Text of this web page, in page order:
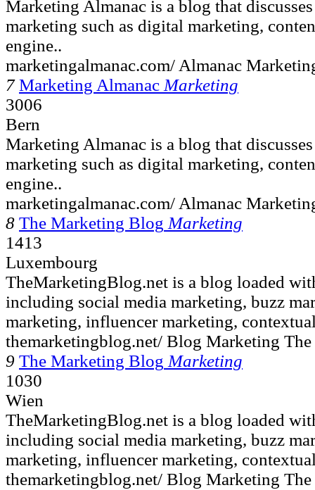
Marketing Almanac is a blog that
marketing such as digital marketing,
engine..
marketingalmanac.com/ Almanac
7 Marketing Almanac Marketing
3006
Bern
Marketing Almanac is a blog that
marketing such as digital marketing,
engine..
marketingalmanac.com/ Almanac
8 The Marketing Blog Marketing
1413
Luxembourg
TheMarketingBlog.net is a blog loaded
including social media marketing, buzz
marketing, influencer marketing,
themarketingblog.net/ Blog Marketing
9 The Marketing Blog Marketing
1030
Wien
TheMarketingBlog.net is a blog loaded
including social media marketing, buzz
marketing, influencer marketing,
themarketingblog.net/ Blog Marketing